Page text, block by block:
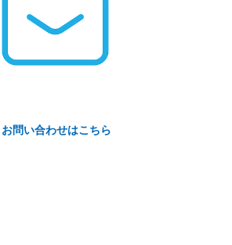
お問い合わせはこちら